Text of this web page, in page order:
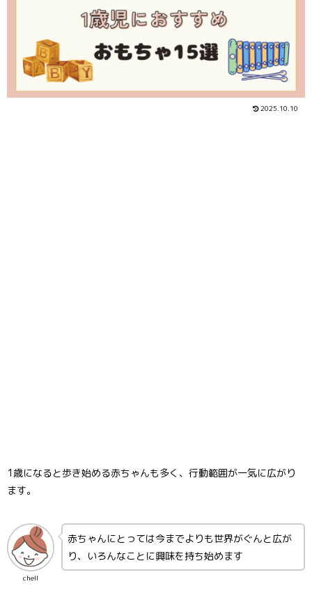
2025.10.10
1歳になると歩き始める赤ちゃんも多く、行動範囲が一気に広がり
ます。
chell
赤ちゃんにとっては今までよりも世界がぐんと広が
り、いろんなことに興味を持ち始めます